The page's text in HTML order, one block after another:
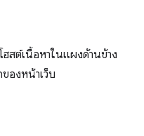
ฮสต์เนื้อหาในแผงด้านข้าง
องหน้าเว็บ